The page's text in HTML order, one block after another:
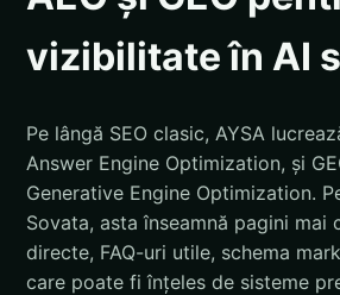
vizibilitate în AI
Pe lângă SEO clasic, AYSA
Answer Engine Optimization, și
Generative Engine Optimization.
Sovata, asta înseamnă pagini mai
directe, FAQ-uri utile, schema
care poate fi înțeles de sisteme